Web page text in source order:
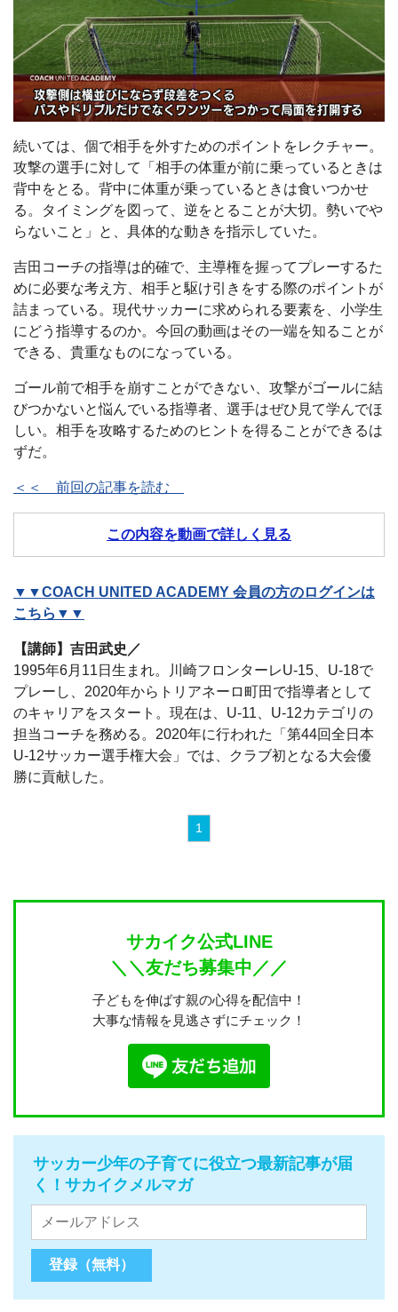
続いては、個で相手を外すためのポイントをレクチャー。
攻撃の選手に対して「相手の体重が前に乗っているときは
背中をとる。背中に体重が乗っているときは食いつかせ
る。タイミングを図って、逆をとることが大切。勢いでや
らないこと」と、具体的な動きを指示していた。
吉田コーチの指導は的確で、主導権を握ってプレーするた
めに必要な考え方、相手と駆け引きをする際のポイントが
詰まっている。現代サッカーに求められる要素を、小学生
にどう指導するのか。今回の動画はその一端を知ることが
できる、貴重なものになっている。
ゴール前で相手を崩すことができない、攻撃がゴールに結
びつかないと悩んでいる指導者、選手はぜひ見て学んでほ
しい。相手を攻略するためのヒントを得ることができるは
ずだ。
＜＜ 前回の記事を読む
この内容を動画で詳しく見る
▼▼COACH UNITED ACADEMY 会員の方のログインは
こちら▼▼
【講師】吉田武史／
1995年6月11日生まれ。川崎フロンターレU-15、U-18で
プレーし、2020年からトリアネーロ町田で指導者として
のキャリアをスタート。現在は、U-11、U-12カテゴリの
担当コーチを務める。2020年に行われた「第44回全日本
U-12サッカー選手権大会」では、クラブ初となる大会優
勝に貢献した。
1
サカイク公式LINE
＼＼友だち募集中／／
子どもを伸ばす親の心得を配信中！
大事な情報を見逃さずにチェック！
サッカー少年の子育てに役立つ最新記事が届
く！サカイクメルマガ